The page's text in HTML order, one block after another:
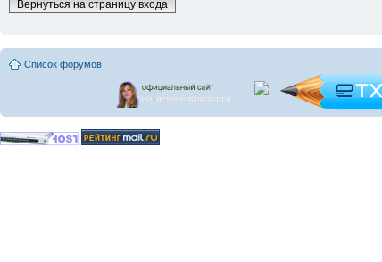
Вернуться на страницу входа
Список форумов